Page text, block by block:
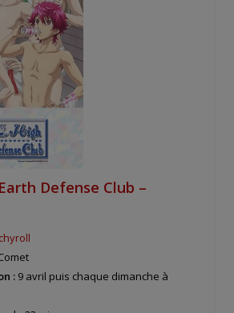
Defense Club –
: 9 avril puis chaque dimanche à